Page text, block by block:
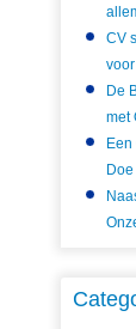
CV
De
met